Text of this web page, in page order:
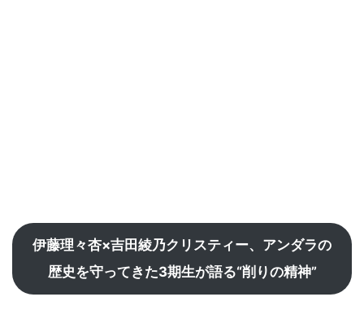
伊藤理々杏×吉田綾乃クリスティー、アンダラの
歴史を守ってきた3期生が語る“削りの精神”